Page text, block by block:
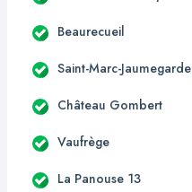
Beaurecueil
Saint-Marc-Jaumegarde
Château Gombert
Vaufrège
La Panouse 13